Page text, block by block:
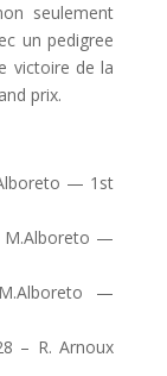
seulement
un pedigree
victoire de la
prix.
— 1st
M.Alboreto —
—
– R. Arnoux